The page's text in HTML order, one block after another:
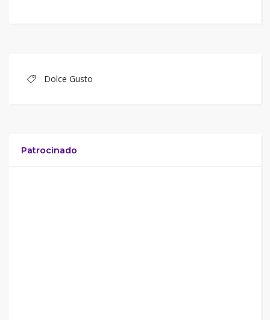
Dolce Gusto
Patrocinado